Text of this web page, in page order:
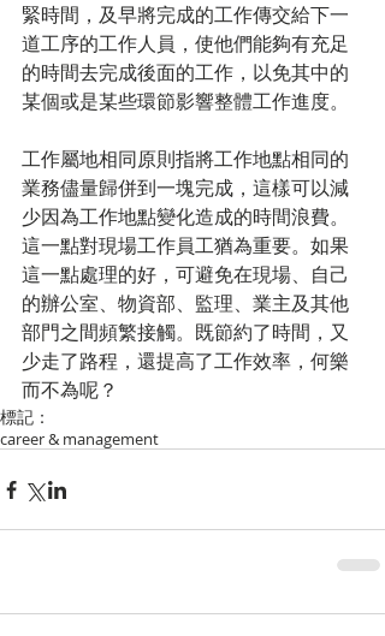
緊時間，及早將完成的工作傳交給下一
道工序的工作人員，使他們能夠有充足
的時間去完成後面的工作，以免其中的
某個或是某些環節影響整體工作進度。
工作屬地相同原則指將工作地點相同的
業務儘量歸併到一塊完成，這樣可以減
少因為工作地點變化造成的時間浪費。
這一點對現場工作員工猶為重要。如果
這一點處理的好，可避免在現場、自己
的辦公室、物資部、監理、業主及其他
部門之間頻繁接觸。既節約了時間，又
少走了路程，還提高了工作效率，何樂
而不為呢？
標記：
career & management